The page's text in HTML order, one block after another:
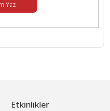
Yaz
Etkinlikler